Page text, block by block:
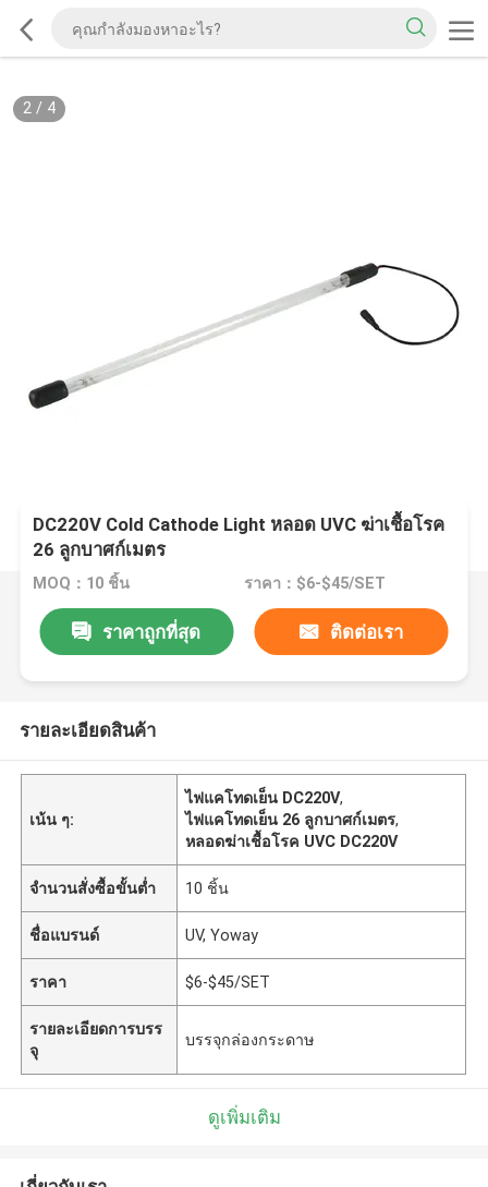
2/ 4
DC220V Cold Cathode Light หลอด UVC ฆ่าเชื้อโรค
26 ลูกบาศก์เมตร
MOQ：10 ชิ้น ราคา：$6-$45/SET
ราคาถูกที่สุด ติดต่อเรา
รายละเอียดสินค้า
เน้น ๆ:
ไฟแคโทดเย็น DC220V,
ไฟแคโทดเย็น 26 ลูกบาศก์เมตร,
หลอดฆ่าเชื้อโรค UVC DC220V
จำนวนสั่งซื้อขั้นต่ำ 10 ชิ้น
ชื่อแบรนด์ UV, Yoway
ราคา $6-$45/SET
รายละเอียดการบรร
จุ
บรรจุกล่องกระดาษ
ดูเพิ่มเติม